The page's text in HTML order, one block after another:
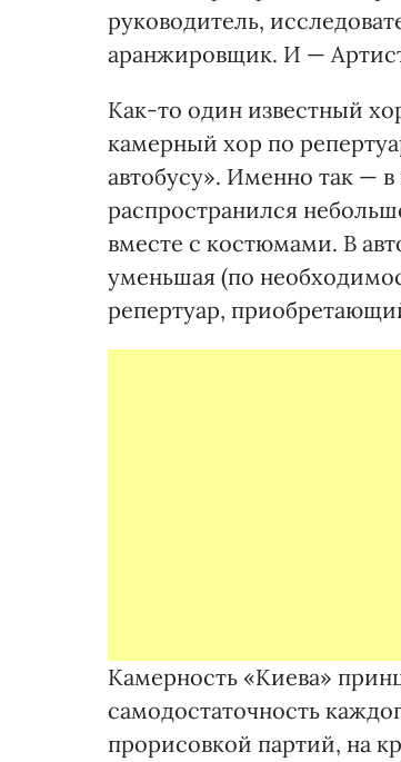
руководитель,
аранжировщик. И — Артист
Как-то один известный
камерный хор по
автобусу». Именно так —
распространился
вместе с костюмами. В
уменьшая (по
репертуар,
Камерность «Киева»
самодостаточность
прорисовкой партий, на